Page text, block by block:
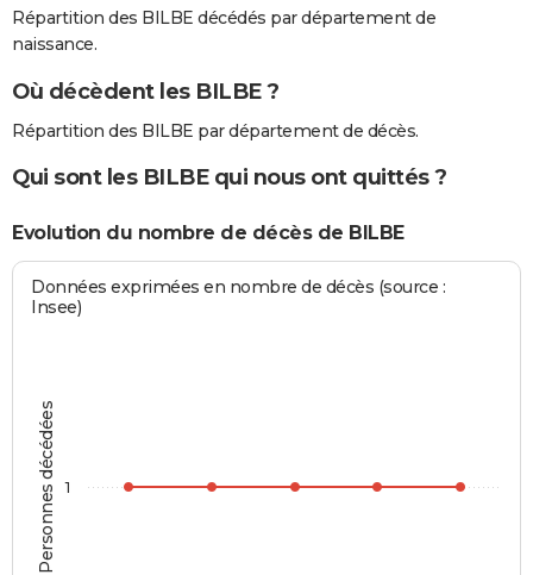
Répartition des BILBE décédés par département de
naissance.
Où décèdent les BILBE ?
Répartition des BILBE par département de décès.
Qui sont les BILBE qui nous ont quittés ?
Evolution du nombre de décès de BILBE
Personnes décédées
Données exprimées en nombre de décès (source :
Insee)
1